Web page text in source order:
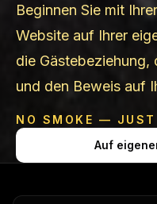
Beginnen Sie mit
Website auf Ihrer
die Gästebeziehung,
und den Beweis auf
NO SMOKE —
Auf